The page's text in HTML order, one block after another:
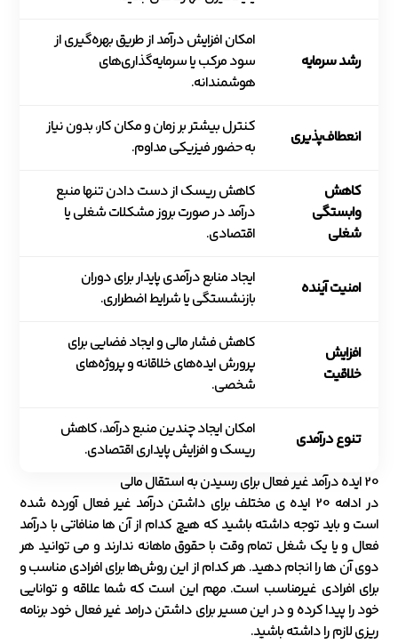
رشد سرمایه
امکان افزایش درآمد از طریق بهره‌گیری از
سود مرکب یا سرمایه‌گذاری‌های
هوشمندانه.
انعطاف‌پذیری
کنترل بیشتر بر زمان و مکان کار، بدون نیاز
به حضور فیزیکی مداوم.
کاهش
وابستگی
شغلی
کاهش ریسک از دست دادن تنها منبع
درآمد در صورت بروز مشکلات شغلی یا
اقتصادی.
امنیت آینده
ایجاد منابع درآمدی پایدار برای دوران
بازنشستگی یا شرایط اضطراری.
افزایش
خلاقیت
کاهش فشار مالی و ایجاد فضایی برای
پرورش ایده‌های خلاقانه و پروژه‌های
شخصی.
تنوع درآمدی
امکان ایجاد چندین منبع درآمد، کاهش
ریسک و افزایش پایداری اقتصادی.
20 ایده درآمد غیر فعال برای رسیدن به استقال مالی
در ادامه 20 ایده ی مختلف برای داشتن درآمد غیر فعال آورده شده
است و باید توجه داشته باشید که هیچ کدام از آن ها منافاتی با درآمد
فعال و یا یک شغل تمام وقت با حقوق ماهانه ندارند و می توانید هر
دوی آن ها را انجام دهید. هر کدام از این روش‌ها برای افرادی مناسب و
برای افرادی غیرمناسب است. مهم این است که شما علاقه و توانایی
خود را پیدا کرده و در این مسیر برای داشتن درامد غیر فعال خود برنامه
ریزی لازم را داشته باشید.